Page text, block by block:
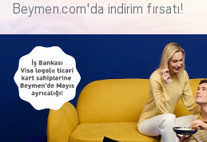
Beymen.com'da indirim fırsatı!